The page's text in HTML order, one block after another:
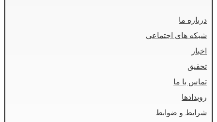
درباره ما
شبکه های اجتماعی
اخبار
تحقیق
تماس با ما
رویدادها
شرایط و ضوابط